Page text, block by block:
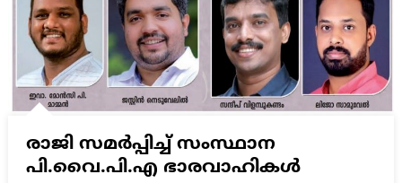
രാജി സമർപ്പിച്ച് സംസ്ഥാന
പി.വൈ.പി.എ ഭാരവാഹികൾ